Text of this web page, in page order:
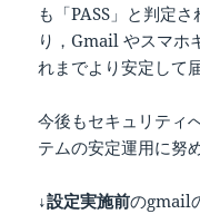
も「PASS」と判定
り，Gmail やスマホ
れまでより安定して
今後もセキュリティ
テムの安定運用に努
↓設定実施前のgmail